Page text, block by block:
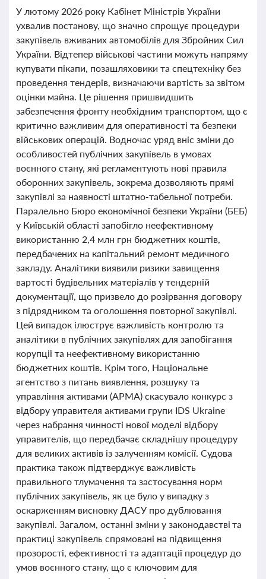
У лютому 2026 року Кабінет Міністрів України
ухвалив постанову, що значно спрощує процедури
закупівель вживаних автомобілів для Збройних Сил
України. Відтепер військові частини можуть напряму
купувати пікапи, позашляховики та спецтехніку без
проведення тендерів, визначаючи вартість за звітом
оцінки майна. Це рішення пришвидшить
забезпечення фронту необхідним транспортом, що є
критично важливим для оперативності та безпеки
військових операцій. Водночас уряд вніс зміни до
особливостей публічних закупівель в умовах
воєнного стану, які регламентують нові правила
оборонних закупівель, зокрема дозволяють прямі
закупівлі за наявності штатно-табельної потреби.
Паралельно Бюро економічної безпеки України (БЕБ)
у Київській області запобігло неефективному
використанню 2,4 млн грн бюджетних коштів,
передбачених на капітальний ремонт медичного
закладу. Аналітики виявили ризики завищення
вартості будівельних матеріалів у тендерній
документації, що призвело до розірвання договору
з підрядником та оголошення повторної закупівлі.
Цей випадок ілюструє важливість контролю та
аналітики в публічних закупівлях для запобігання
корупції та неефективному використанню
бюджетних коштів. Крім того, Національне
агентство з питань виявлення, розшуку та
управління активами (АРМА) скасувало конкурс з
відбору управителя активами групи IDS Ukraine
через набрання чинності нової моделі відбору
управителів, що передбачає складнішу процедуру
для великих активів із залученням комісії. Судова
практика також підтверджує важливість
правильного тлумачення та застосування норм
публічних закупівель, як це було у випадку з
оскарженням висновку ДАСУ про дублювання
закупівлі. Загалом, останні зміни у законодавстві та
практиці закупівель спрямовані на підвищення
прозорості, ефективності та адаптації процедур до
умов воєнного стану, що є ключовим для